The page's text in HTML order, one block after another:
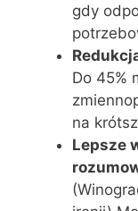
gdy
Do 45%
na
Lepsze